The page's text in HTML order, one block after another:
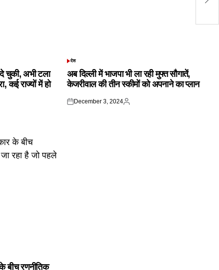
दे चुकी, अभी टला
कई राज्यों में हो
POSTED
देश
अब दिल्ली में भाजपा भी ला रही मुफ्त सौगातें,
केजरीवाल की तीन स्कीमों को अपनाने का प्लान
Posted
December 3, 2024
Posted
बीच रणनीतिक